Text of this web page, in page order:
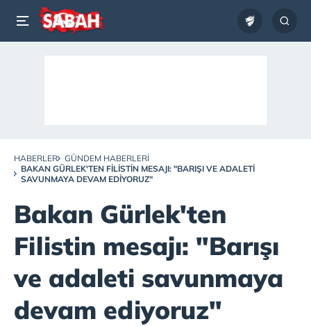
HABERLER
GÜNDEM HABERLERI
BAKAN GÜRLEK'TEN FILISTIN MESAJI: "BARIŞI VE ADALETI
SAVUNMAYA DEVAM EDIYORUZ"
Bakan Gürlek'ten
Filistin mesajı: "Barışı
ve adaleti savunmaya
devam ediyoruz"